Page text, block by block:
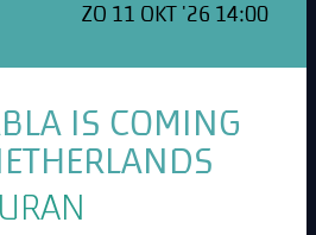
ZO 11 OKT '26 14:00
IS COMING